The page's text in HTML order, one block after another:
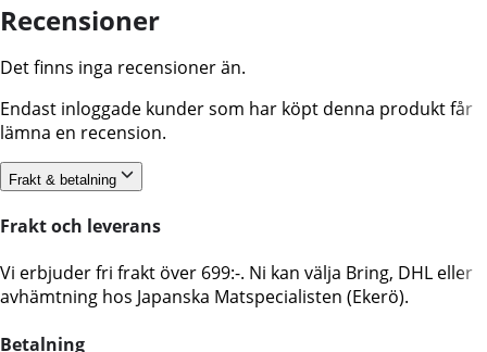
Recensioner
Det finns inga recensioner än.
Endast inloggade kunder som har köpt denna produkt får
lämna en recension.
Frakt & betalning
Frakt och leverans
Vi erbjuder fri frakt över 699:-. Ni kan välja Bring, DHL eller
avhämtning hos Japanska Matspecialisten (Ekerö).
Betalning